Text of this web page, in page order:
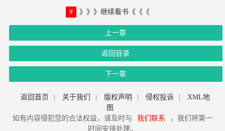
》》》继续看书《《《
上一章
返回目录
下一章
返回首页 关于我们 版权声明 侵权投诉
XML地
图
如有内容侵犯您的合法权益，请及时与
我们联系
，我们将第一
时间安排处理。